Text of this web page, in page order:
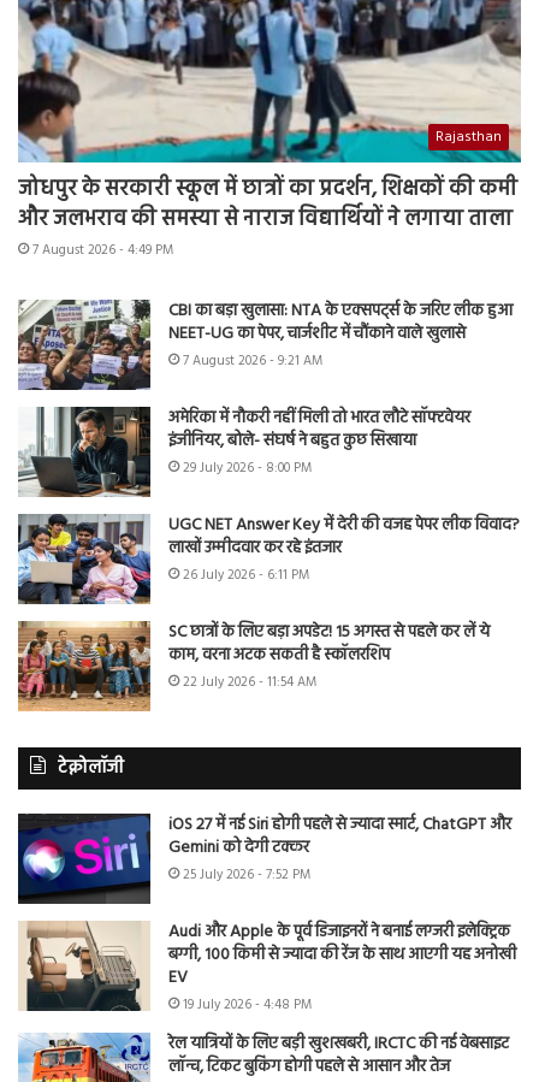
Rajasthan
जोधपुर के सरकारी स्कूल में छात्रों का प्रदर्शन, शिक्षकों की कमी
और जलभराव की समस्या से नाराज विद्यार्थियों ने लगाया ताला
7 August 2026 - 4:49 PM
CBI का बड़ा खुलासा: NTA के एक्सपर्ट्स के जरिए लीक हुआ
NEET-UG का पेपर, चार्जशीट में चौंकाने वाले खुलासे
7 August 2026 - 9:21 AM
अमेरिका में नौकरी नहीं मिली तो भारत लौटे सॉफ्टवेयर
इंजीनियर, बोले- संघर्ष ने बहुत कुछ सिखाया
29 July 2026 - 8:00 PM
UGC NET Answer Key में देरी की वजह पेपर लीक विवाद?
लाखों उम्मीदवार कर रहे इंतजार
26 July 2026 - 6:11 PM
SC छात्रों के लिए बड़ा अपडेट! 15 अगस्त से पहले कर लें ये
काम, वरना अटक सकती है स्कॉलरशिप
22 July 2026 - 11:54 AM
टेक्नोलॉजी
iOS 27 में नई Siri होगी पहले से ज्यादा स्मार्ट, ChatGPT और
Gemini को देगी टक्कर
25 July 2026 - 7:52 PM
Audi और Apple के पूर्व डिजाइनरों ने बनाई लग्जरी इलेक्ट्रिक
बग्गी, 100 किमी से ज्यादा की रेंज के साथ आएगी यह अनोखी
EV
19 July 2026 - 4:48 PM
रेल यात्रियों के लिए बड़ी खुशखबरी, IRCTC की नई वेबसाइट
लॉन्च, टिकट बुकिंग होगी पहले से आसान और तेज